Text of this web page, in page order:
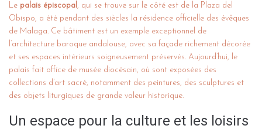
Le palais épiscopal , qui se trouve sur le côté est de la Plaza del
Obispo, a été pendant des siècles la résidence officielle des évêques
de Malaga. Ce bâtiment est un exemple exceptionnel de
l’architecture baroque andalouse, avec sa façade richement décorée
et ses espaces intérieurs soigneusement préservés. Aujourd’hui, le
palais fait office de musée diocésain, où sont exposées des
collections d’art sacré, notamment des peintures, des sculptures et
des objets liturgiques de grande valeur historique.
Un espace pour la culture et les loisirs